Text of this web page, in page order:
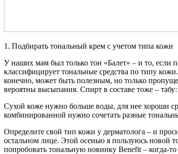
1. Подбирать тональный крем с учетом типа кожи
У наших мам был только тон «Балет» – и то, если
классифицирует тональные средства по типу
конечно, может быть полезным, но только
вероятны высыпания. Спирт в составе тоже –
Сухой коже нужно больше воды, для нее хороши
комбинированной нужно сочетать разные
Определите свой тип кожи у дерматолога – и
остальном лице. Этой осенью я пользуюсь
попробовать тональную новинку Benefit – когда-